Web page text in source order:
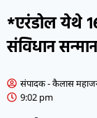
*एरंडोल येथे १६
संविधान
संपादक - कैलास
9:02 pm